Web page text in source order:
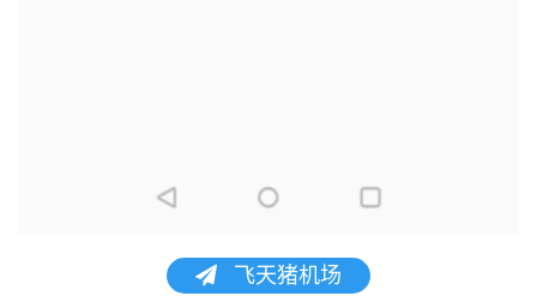
飞天猪机场